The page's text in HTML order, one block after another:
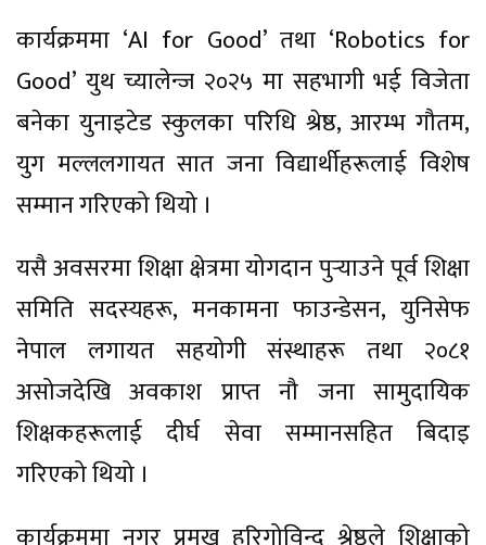
कार्यक्रममा ‘AI for Good’ तथा ‘Robotics for
Good’ युथ च्यालेन्ज २०२५ मा सहभागी भई विजेता
बनेका युनाइटेड स्कुलका परिधि श्रेष्ठ, आरम्भ गौतम,
युग मल्ललगायत सात जना विद्यार्थीहरूलाई विशेष
सम्मान गरिएको थियो ।
यसै अवसरमा शिक्षा क्षेत्रमा योगदान पुर्‍याउने पूर्व शिक्षा
समिति सदस्यहरू, मनकामना फाउन्डेसन, युनिसेफ
नेपाल लगायत सहयोगी संस्थाहरू तथा २०८१
असोजदेखि अवकाश प्राप्त नौ जना सामुदायिक
शिक्षकहरूलाई दीर्घ सेवा सम्मानसहित बिदाइ
गरिएको थियो ।